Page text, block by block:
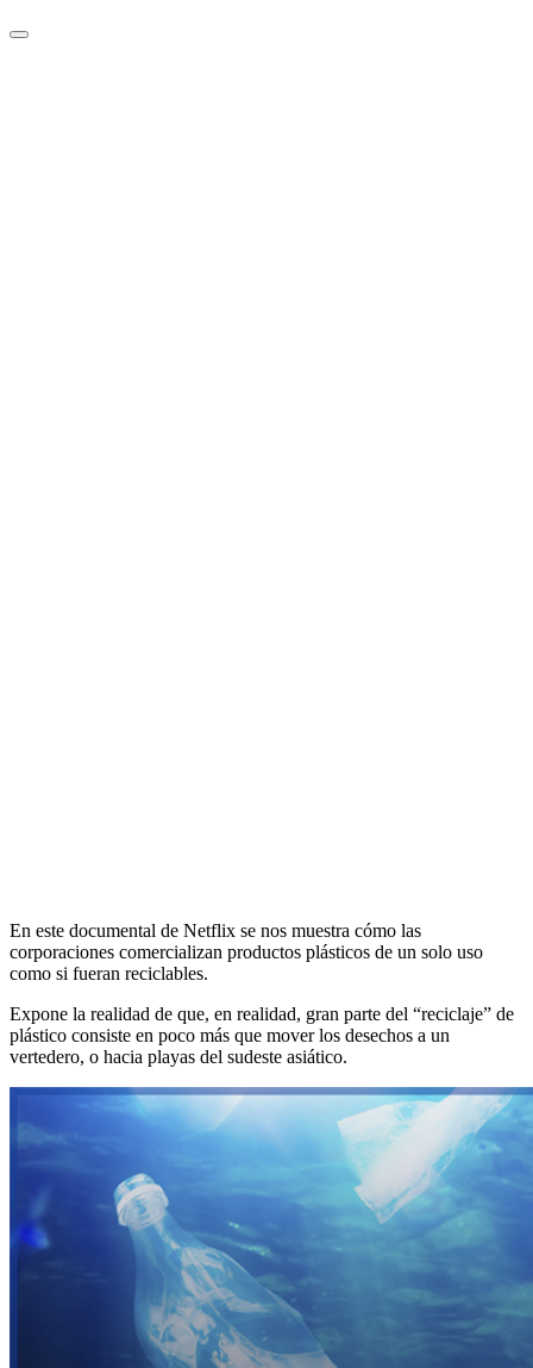
En este documental de Netflix se nos muestra cómo las
corporaciones comercializan productos plásticos de un solo uso
como si fueran reciclables.
Expone la realidad de que, en realidad, gran parte del “reciclaje” de
plástico consiste en poco más que mover los desechos a un
vertedero, o hacia playas del sudeste asiático.